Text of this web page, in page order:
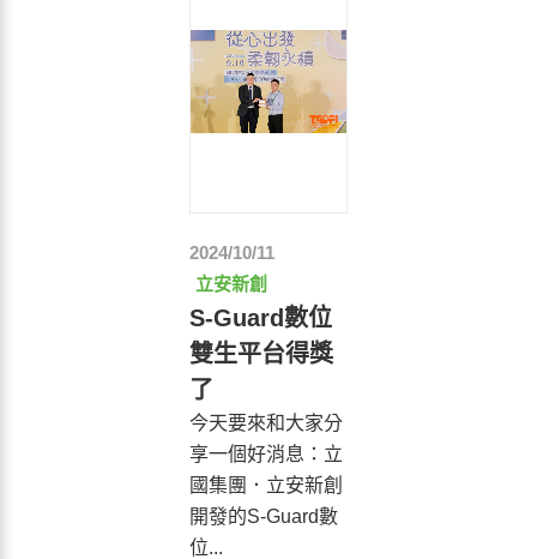
2024/10/11
立安新創
S-Guard數位
雙生平台得獎
了
今天要來和大家分
享一個好消息：立
國集團．立安新創
開發的S-Guard數
位...